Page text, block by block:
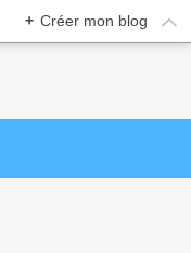
+ Créer mon blog